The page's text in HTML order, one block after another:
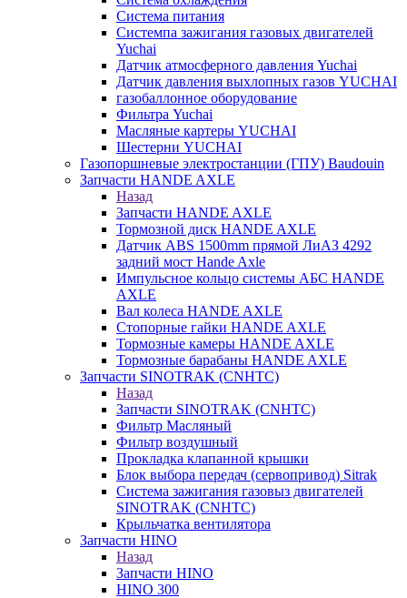
Система питания
Системпа зажигания газовых двигателей
Yuchai
Датчик атмосферного давления Yuchai
Датчик давления выхлопных газов YUCHAI
газобаллонное оборудование
Фильтра Yuchai
Масляные картеры YUCHAI
Шестерни YUCHAI
Газопоршневые электростанции (ГПУ) Baudouin
Запчасти HANDE AXLE
Назад
Запчасти HANDE AXLE
Тормозной диск HANDE AXLE
Датчик ABS 1500mm прямой ЛиАЗ 4292
задний мост Hande Axle
Импульсное кольцо системы АБС HANDE
AXLE
Вал колеса HANDE AXLE
Стопорные гайки HANDE AXLE
Тормозные камеры HANDE AXLE
Тормозные барабаны HANDE AXLE
Запчасти SINOTRAK (CNHTC)
Назад
Запчасти SINOTRAK (CNHTC)
Фильтр Масляный
Фильтр воздушный
Прокладка клапанной крышки
Блок выбора передач (сервопривод) Sitrak
Система зажигания газовыз двигателей
SINOTRAK (CNHTC)
Крыльчатка вентилятора
Запчасти HINO
Назад
Запчасти HINO
HINO 300